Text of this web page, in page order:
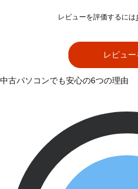
レビューを評価するには
レビュー
中古パソコンでも安心の6つの理由